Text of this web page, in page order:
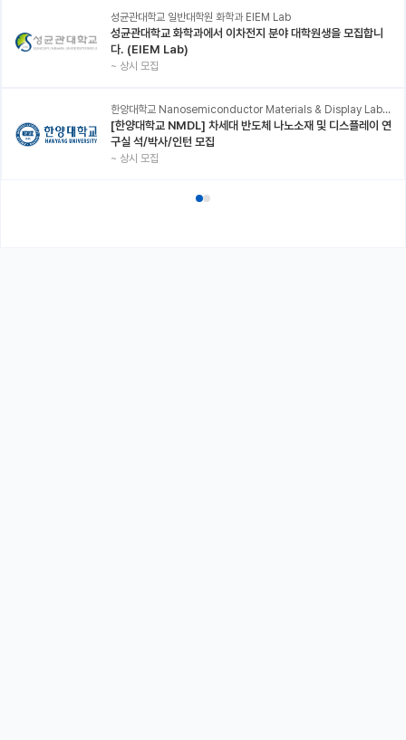
성균관대학교 일반대학원 화학과 EIEM Lab
성균관대학교 화학과에서 이차전지 분야 대학원생을 모집합니
다. (EIEM Lab)
~ 상시 모집
한양대학교 Nanosemiconductor Materials & Display Laboratory
[한양대학교 NMDL] 차세대 반도체 나노소재 및 디스플레이 연
구실 석/박사/인턴 모집
~ 상시 모집